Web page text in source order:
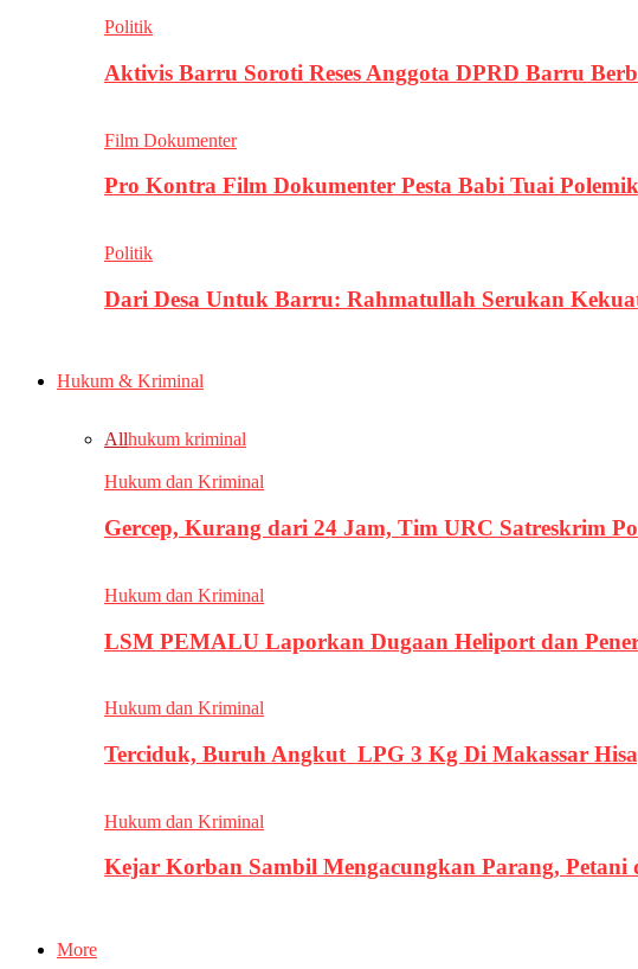
Politik
Aktivis Barru Soroti Reses Anggota DPRD Barru
Film Dokumenter
Pro Kontra Film Dokumenter Pesta Babi Tuai
Politik
Dari Desa Untuk Barru: Rahmatullah Serukan
Hukum & Kriminal
Allhukum kriminal
Hukum dan Kriminal
Gercep, Kurang dari 24 Jam, Tim URC Satreskrim
Hukum dan Kriminal
LSM PEMALU Laporkan Dugaan Heliport dan
Hukum dan Kriminal
Terciduk, Buruh Angkut LPG 3 Kg Di Makassar
Hukum dan Kriminal
Kejar Korban Sambil Mengacungkan Parang,
More